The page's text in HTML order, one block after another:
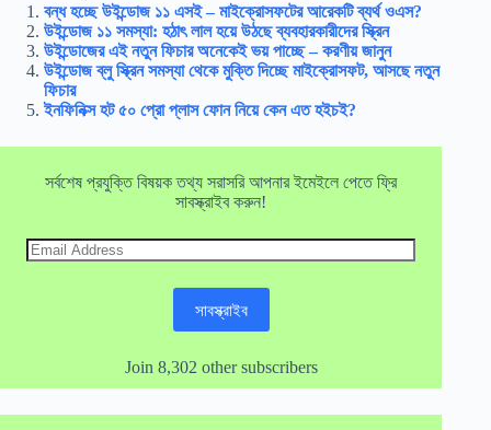
বন্ধ হচ্ছে উইন্ডোজ ১১ এসই – মাইক্রোসফটের আরেকটি ব্যর্থ ওএস?
উইন্ডোজ ১১ সমস্যা: হঠাৎ লাল হয়ে উঠছে ব্যবহারকারীদের স্ক্রিন
উইন্ডোজের এই নতুন ফিচার অনেকেই ভয় পাচ্ছে – করণীয় জানুন
উইন্ডোজ ব্লু স্ক্রিন সমস্যা থেকে মুক্তি দিচ্ছে মাইক্রোসফট, আসছে নতুন
ফিচার
ইনফিনিক্স হট ৫০ প্রো প্লাস ফোন নিয়ে কেন এত হইচই?
সর্বশেষ প্রযুক্তি বিষয়ক তথ্য সরাসরি আপনার ইমেইলে পেতে ফ্রি
সাবস্ক্রাইব করুন!
Email
Address
সাবস্ক্রাইব
Join 8,302 other subscribers